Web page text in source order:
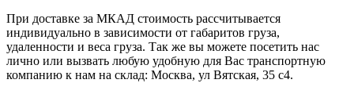
При доставке за МКАД стоимость рассчитывается
индивидуально в зависимости от габаритов груза,
удаленности и веса груза. Так же вы можете посетить нас
лично или вызвать любую удобную для Вас транспортную
компанию к нам на склад: Москва, ул Вятская, 35 c4.